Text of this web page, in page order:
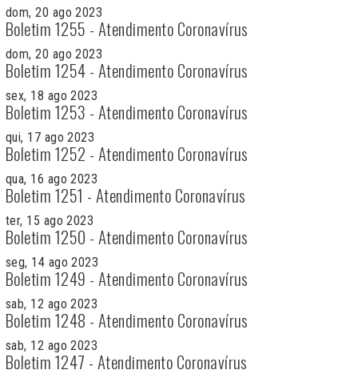
dom, 20 ago 2023
Boletim 1255 - Atendimento Coronavírus
dom, 20 ago 2023
Boletim 1254 - Atendimento Coronavírus
sex, 18 ago 2023
Boletim 1253 - Atendimento Coronavírus
qui, 17 ago 2023
Boletim 1252 - Atendimento Coronavírus
qua, 16 ago 2023
Boletim 1251 - Atendimento Coronavírus
ter, 15 ago 2023
Boletim 1250 - Atendimento Coronavírus
seg, 14 ago 2023
Boletim 1249 - Atendimento Coronavírus
sab, 12 ago 2023
Boletim 1248 - Atendimento Coronavírus
sab, 12 ago 2023
Boletim 1247 - Atendimento Coronavírus